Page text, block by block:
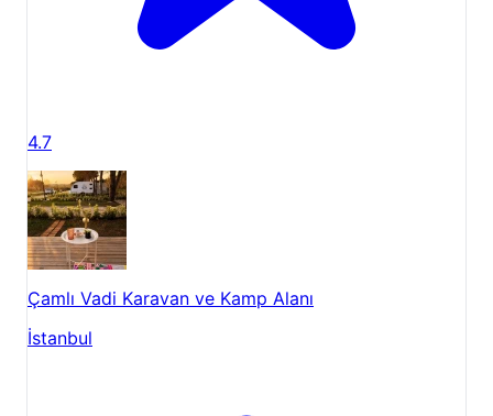
4.7
Çamlı Vadi Karavan ve Kamp Alanı
İstanbul